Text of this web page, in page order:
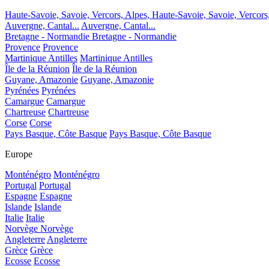
Haute-Savoie, Savoie, Vercors, Alpes, Haute-Savoie, Savoie,
Auvergne, Cantal... Auvergne, Cantal...
Bretagne - Normandie Bretagne - Normandie
Provence Provence
Martinique Antilles Martinique Antilles
Île de la Réunion Île de la Réunion
Guyane, Amazonie Guyane, Amazonie
Pyrénées Pyrénées
Camargue Camargue
Chartreuse Chartreuse
Corse Corse
Pays Basque, Côte Basque Pays Basque, Côte Basque
Europe
Monténégro Monténégro
Portugal Portugal
Espagne Espagne
Islande Islande
Italie Italie
Norvège Norvège
AngleterreAngleterre
Grèce Grèce
Ecosse Ecosse